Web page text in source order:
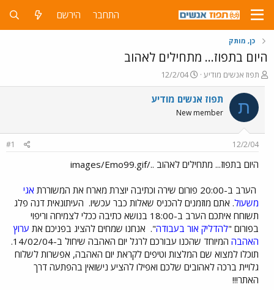
התחבר הירשם
כן, מותק
היום בתפוז... מתחילים לאהוב
פ
ו
ת
ח
ה
ש
א
תפוז אנשים מודיע
פ
ו
ר
ם
ר
12/2/04
ת תפוז אנשים מודיע
New member
12/2/04
#1
היום בתפוז... מתחילים לאהוב ../images/Emo99.gif
הערב ב-20:00 פורום שירה וכתיבה יוצרת מארח את המשוררת
אגי
משעול. אתם מוזמנים להכניס שאלות כבר עכשיו. העיתונאית דנה פלג
תשוחח איתכם הערב ב-18:00 בנושא כתיבה ככלי לצמיחה וריפוי
בפורום "להדליק אור בעבודה". אנחנו שמחים להציג בפניכם את ערוץ
האהבה
המיוחד שהכנו עבורכם לרגל יום האהבה שיחול ב-14/02/04.
תוכלו למצוא שם המלצות וטיפים לקראת יום האהבה, אפשרות לשלוח
גלויית ברכה לאהובים שלכם ואפילו להציע נישואין בהפתעה דרך
האתר!!!